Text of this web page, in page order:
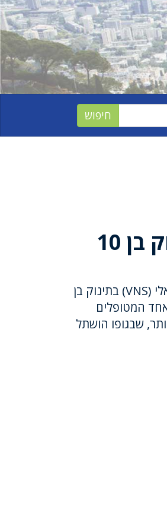
קוצב וגאלי הושתל בתינוק בן 10
במרכז הרפואי לגליל שבנהריה, הושתל קוצב וגאלי (VNS) בתינוק בן
מדובר באחד המטופלים
שבגופו הושתל